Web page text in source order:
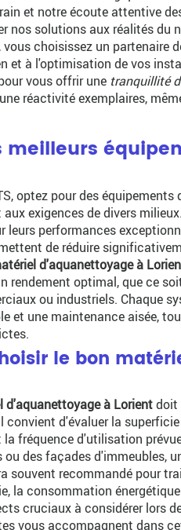
et notre écoute attentive
nos solutions aux réalités du
vous choisissez un partenaire
et à l'optimisation de vos
vous offrir une tranquillité
réactivité exemplaires,
meilleurs
optez pour des équipements
exigences de divers
leurs performances
de réduire
d'aquanettoyage à
rendement optimal, que ce
ou industriels. Chaque
et une maintenance aisée,
le bon
d'aquanettoyage à Lorientdoit
convient d'évaluer la
fréquence d'utilisation
ou des façades d'immeubles,
souvent recommandé pour
la consommation
cruciaux à considérer lors
vous accompagnent dans